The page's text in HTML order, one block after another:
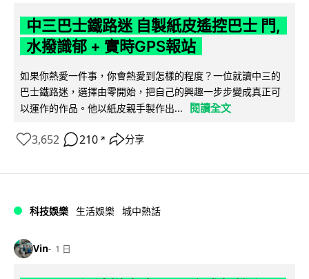
中三巴士鐵路迷 自製紙皮遙控巴士 門,
水撥識郁 + 實時GPS報站
如果你熱愛一件事，你會熱愛到怎樣的程度？一位就讀中三的
巴士鐵路迷，選擇由零開始，把自己的興趣一步步變成真正可
以運作的作品。他以紙皮親手製作出...
閱讀全文
3,652 210 ↗ 分享
科技娛樂 生活娛樂 城中熱話
Vin 1 日